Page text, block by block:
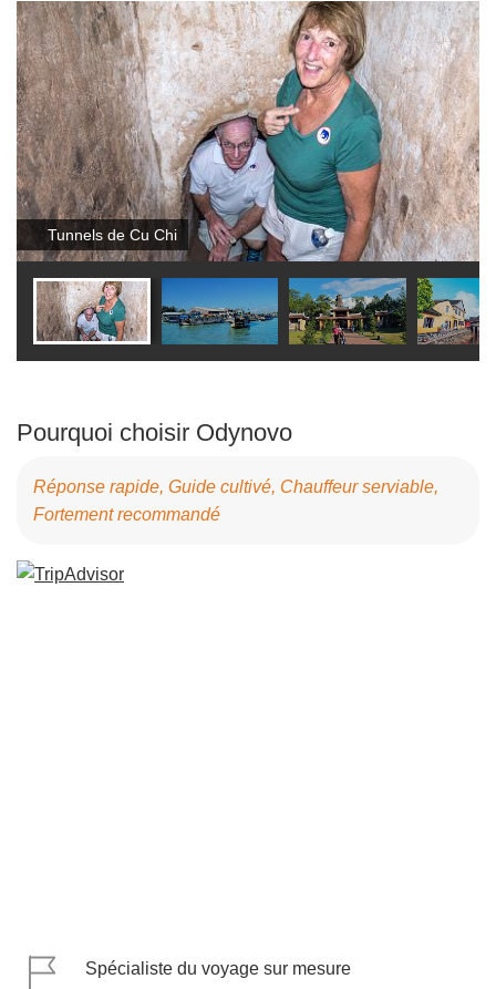
Tunnels de Cu Chi
Pourquoi choisir Odynovo
Réponse rapide, Guide cultivé, Chauffeur serviable,
Fortement recommandé
Spécialiste du voyage sur mesure